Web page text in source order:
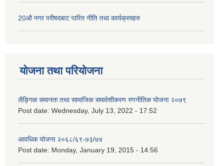
20औ नगर परीषदबाट पारित नीति तथा कार्यक्रमहरु
योजना तथा परियोजना
लैङ्गिक समानता तथा सामाजिक समावेशीकरण रणनीतिक योजना २०७९
Post date: Wednesday, July 13, 2022 - 17:52
आवधिक योजना २०६८/६९-७३/७४
Post date: Monday, January 19, 2015 - 14:56